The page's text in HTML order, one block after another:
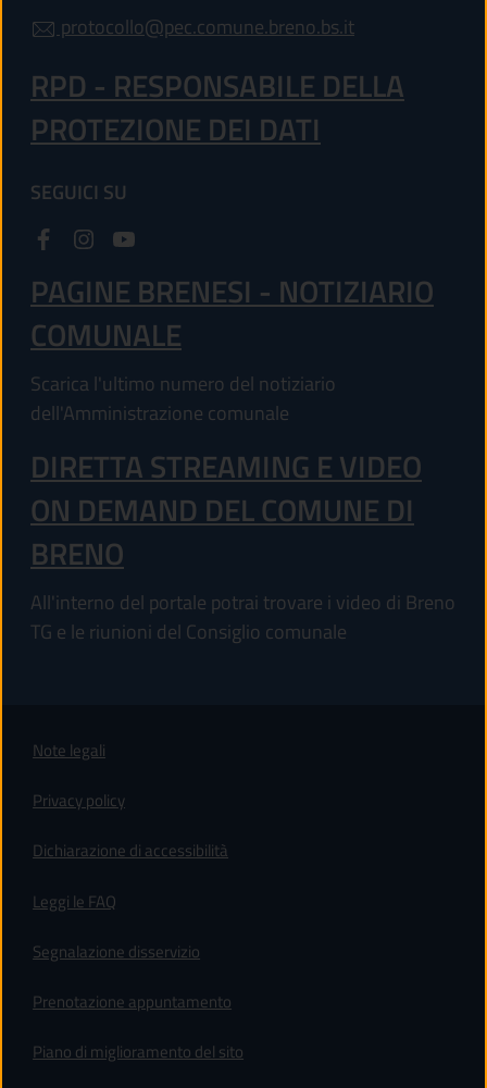
protocollo@pec.comune.breno.bs.it
RPD - RESPONSABILE DELLA
PROTEZIONE DEI DATI
SEGUICI SU
PAGINE BRENESI - NOTIZIARIO
COMUNALE
Scarica l'ultimo numero del notiziario
dell'Amministrazione comunale
DIRETTA STREAMING E VIDEO
ON DEMAND DEL COMUNE DI
BRENO
All'interno del portale potrai trovare i video di Breno
TG e le riunioni del Consiglio comunale
Note legali
Privacy policy
Dichiarazione di accessibilità
Leggi le FAQ
Segnalazione disservizio
Prenotazione appuntamento
Piano di miglioramento del sito